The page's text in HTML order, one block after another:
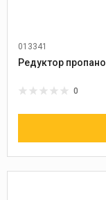
013341
0